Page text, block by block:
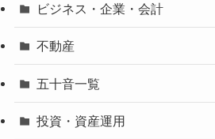
ビジネス・企業・会計
不動産
五十音一覧
投資・資産運用